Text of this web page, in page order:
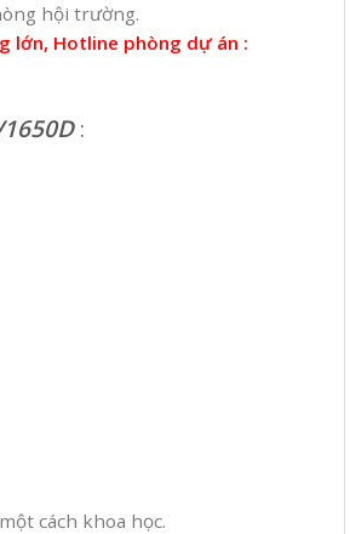
hội trường.
lớn, Hotline phòng dự án :
:
cách khoa học.